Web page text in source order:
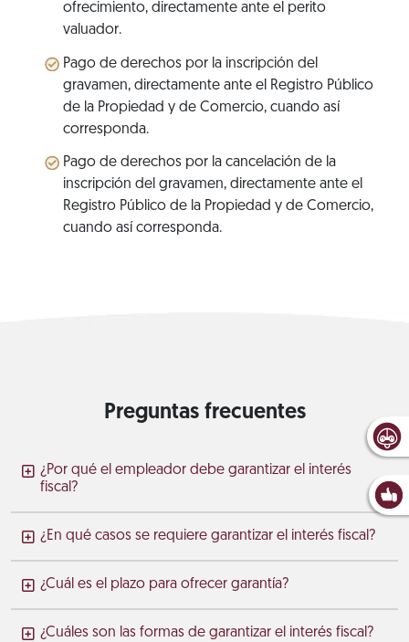
ofrecimiento, directamente ante el perito
valuador.
Pago de derechos por la inscripción del
gravamen, directamente ante el Registro Público
de la Propiedad y de Comercio, cuando así
corresponda.
Pago de derechos por la cancelación de la
inscripción del gravamen, directamente ante el
Registro Público de la Propiedad y de Comercio,
cuando así corresponda.
Preguntas frecuentes
¿Por qué el empleador debe garantizar el interés
fiscal?
¿En qué casos se requiere garantizar el interés fiscal?
¿Cuál es el plazo para ofrecer garantía?
¿Cuáles son las formas de garantizar el interés fiscal?